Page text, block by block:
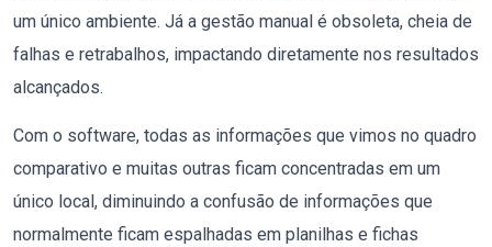
um único ambiente. Já a gestão manual é obsoleta, cheia de
falhas e retrabalhos, impactando diretamente nos resultados
alcançados.
Com o software, todas as informações que vimos no quadro
comparativo e muitas outras ficam concentradas em um
único local, diminuindo a confusão de informações que
normalmente ficam espalhadas em planilhas e fichas